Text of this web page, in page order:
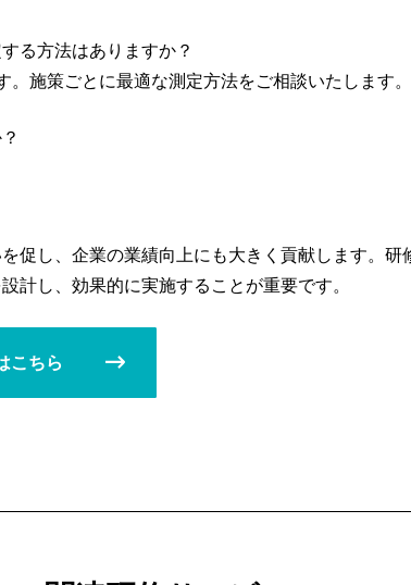
る方法はありますか？
施策ごとに最適な測定方法をご相談いたします。
促し、企業の業績向上にも大きく貢献します。研
計し、効果的に実施することが重要です。
こちら